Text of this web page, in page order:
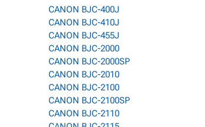
CANON BJC-400J
CANON BJC-410J
CANON BJC-455J
CANON BJC-2000
CANON BJC-2000SP
CANON BJC-2010
CANON BJC-2100
CANON BJC-2100SP
CANON BJC-2110